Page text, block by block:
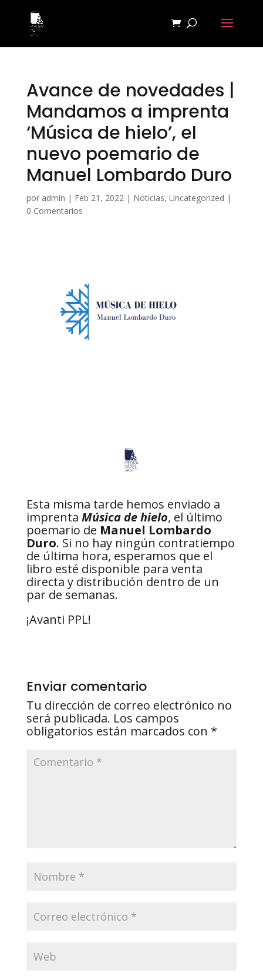
Avance de novedades |
Mandamos a imprenta
‘Música de hielo’, el
nuevo poemario de
Manuel Lombardo Duro
por admin | Feb 21, 2022| Noticias, Uncategorized |
0 Comentarios
Esta misma tarde hemos enviado a
imprenta Música de hielo, el último
poemario de Manuel Lombardo
Duro. Si no hay ningún contratiempo
de última hora, esperamos que el
libro esté disponible para venta
directa y distribución dentro de un
par de semanas.
¡Avanti PPL!
Enviar comentario
Tu dirección de correo electrónico no
será publicada. Los campos
obligatorios están marcados con *